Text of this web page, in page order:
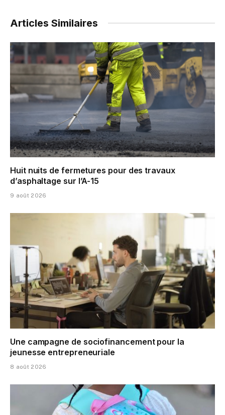
Articles Similaires
Huit nuits de fermetures pour des travaux
d’asphaltage sur l’A-15
9 août 2026
Une campagne de sociofinancement pour la
jeunesse entrepreneuriale
8 août 2026